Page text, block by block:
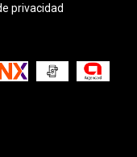
privacidad